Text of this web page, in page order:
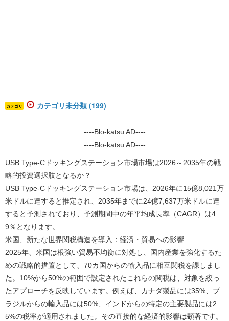
カテゴリ カテゴリ未分類 (199)
----Blo-katsu AD----
----Blo-katsu AD----
USB Type-Cドッキングステーション市場市場は2026～2035年の戦
略的投資選択肢となるか？
USB Type-Cドッキングステーション市場は、2026年に15億8,021万
米ドルに達すると推定され、2035年までに24億7,637万米ドルに達
すると予測されており、予測期間中の年平均成長率（CAGR）は4.
9％となります。
米国、新たな世界関税構造を導入：経済・貿易への影響
2025年、米国は根強い貿易不均衡に対処し、国内産業を強化するた
めの戦略的措置として、70カ国からの輸入品に相互関税を課しまし
た。10%から50%の範囲で設定されたこれらの関税は、対象を絞っ
たアプローチを反映しています。例えば、カナダ製品には35%、ブ
ラジルからの輸入品には50%、インドからの特定の主要製品には2
5%の税率が適用されました。その直接的な経済的影響は顕著です。